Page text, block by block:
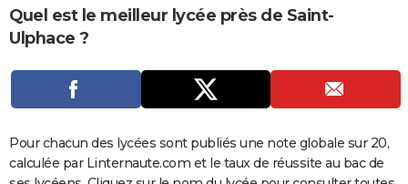
Carte de Noël
Carte Bonne année
Carte Saint-Valentin
Carte Pâques
Carte d'anniversaire
DICTIONNAIRE
Dictionnaire
Biographies
Citations
Expressions
Proverbes
PROGRAMME TV
S'inscrire
Se connecter
Lycées
Collèges
Primaires
Universités
Entreprises
Service militaire
Avis de recherche
AVIS DE DÉCÈS
Quel est le meilleur lycée près de Saint-
Ulphace ?
Pour chacun des lycées sont publiés une note globale sur 20,
calculée par Linternaute.com et le taux de réussite au bac de